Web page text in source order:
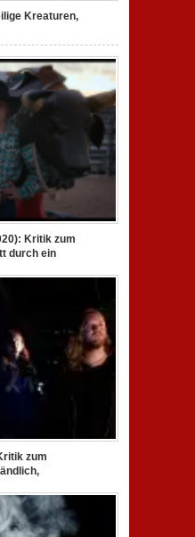
Kreaturen,
Kritik zum
durch ein
zum